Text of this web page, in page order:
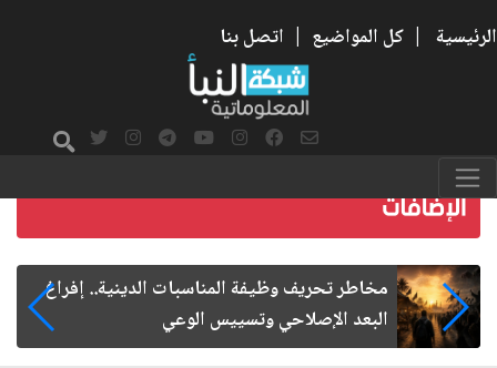
الرئيسية | كل المواضيع | اتصل بنا
زيارة الأربعين.. من الفاعلية المجتمعية إلى المواطنة
الفاعلة